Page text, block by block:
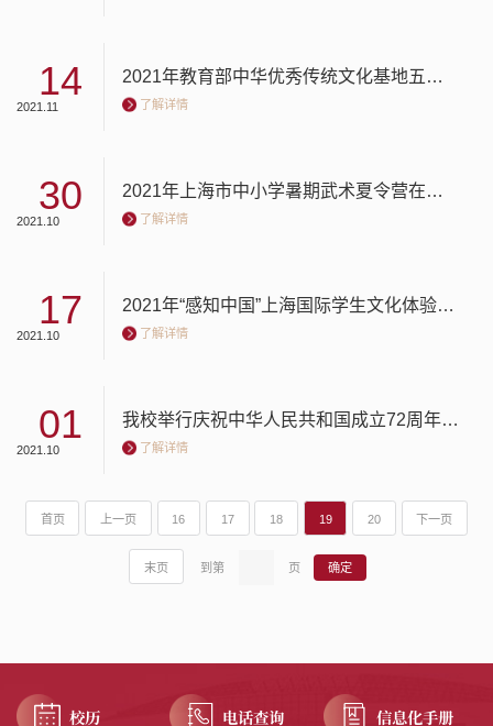
14
2021.11
2021年教育部中华优秀传统文化基地五禽戏传承创新发展论坛在我校举办
了解详情
30
2021.10
2021年上海市中小学暑期武术夏令营在我校结营
了解详情
17
2021.10
2021年“感知中国”上海国际学生文化体验营开营
了解详情
01
2021.10
我校举行庆祝中华人民共和国成立72周年爱国主义教育主题升旗活动
了解详情
首页 上一页 16 17 18 19 20 下一页
末页 到第 页
校历 电话查询 信息化手册